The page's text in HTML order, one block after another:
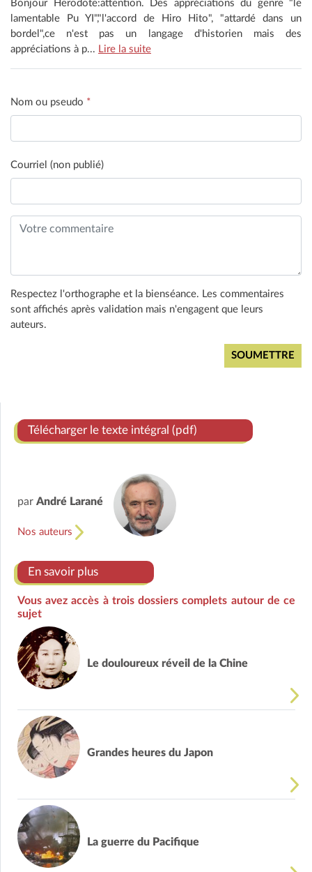
Bonjour Herodote:attention. Des appréciations du genre "le
lamentable Pu YI","l'accord de Hiro Hito", "attardé dans un
bordel",ce n'est pas un langage d'historien mais des
appréciations à p... Lire la suite
Nom ou pseudo *
Courriel (non publié)
Respectez l'orthographe et la bienséance. Les commentaires
sont affichés après validation mais n'engagent que leurs
auteurs.
Télécharger le texte intégral (pdf)
par André Larané
Nos auteurs
En savoir plus
Vous avez accès à trois dossiers complets autour de ce
sujet
Le douloureux réveil de la Chine
Grandes heures du Japon
La guerre du Pacifique